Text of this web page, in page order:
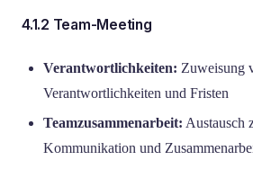
4.1.2 Team-Meeting
Verantwortlichkeiten: Zuweisung
Verantwortlichkeiten und Fristen
Teamzusammenarbeit: Austausch
Kommunikation und